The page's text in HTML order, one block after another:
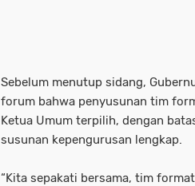
Sebelum menutup sidang,
forum bahwa penyusunan tim
Ketua Umum terpilih, dengan
susunan kepengurusan lengkap.
“Kita sepakati bersama, tim